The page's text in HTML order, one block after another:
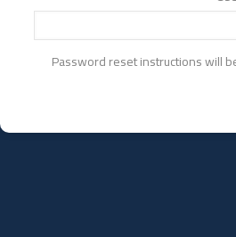
Password reset instructions will